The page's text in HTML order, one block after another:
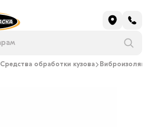
Средства обработки кузова